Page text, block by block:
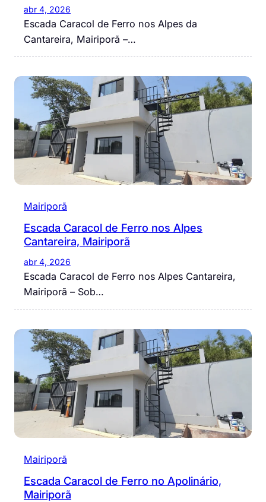
abr 4, 2026
Escada Caracol de Ferro nos Alpes da
Cantareira, Mairiporã –…
Mairiporã
Escada Caracol de Ferro nos Alpes
Cantareira, Mairiporã
abr 4, 2026
Escada Caracol de Ferro nos Alpes Cantareira,
Mairiporã – Sob…
Mairiporã
Escada Caracol de Ferro no Apolinário,
Mairiporã